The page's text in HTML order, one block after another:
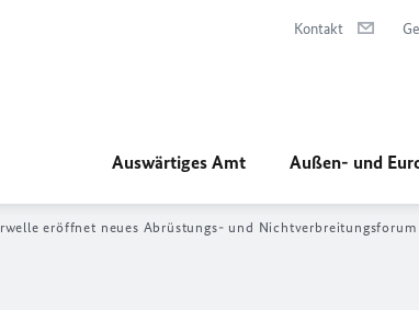
Kontakt
Auswärtiges Amt Außen- und
eröffnet neues Abrüstungs- und Nichtverbreitungsforum